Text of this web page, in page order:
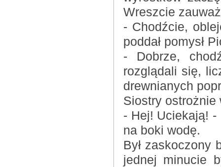
Wreszcie
- Chodźcie,
poddał pomysł
- Dobrze,
rozglądali się,
drewnianych
Siostry ostrożnie
- Hej! Uciekają! -
na boki wodę.
Był zaskoczony
jednej minucie